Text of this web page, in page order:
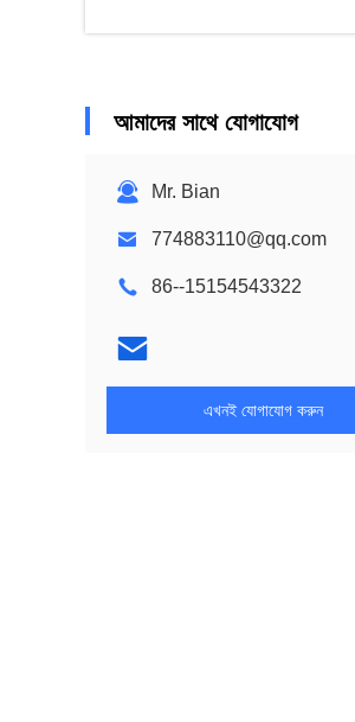
আমাদের সাথে যোগাযোগ
Mr. Bian
774883110@qq.com
86--15154543322
এখনই যোগাযোগ করুন